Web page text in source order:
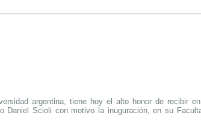
argentina, tiene hoy el alto honor de recibir
Daniel Scioli con motivo la inuguración, en su